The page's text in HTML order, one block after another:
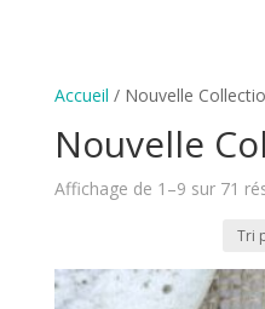
Accueil / Nouvelle
Nouvelle
Affichage de 1–9 sur 71